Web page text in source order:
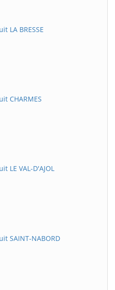
LA BRESSE
CHARMES
LE VAL-D'AJOL
SAINT-NABORD